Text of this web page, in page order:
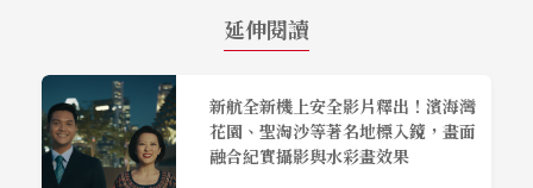
延伸閱讀
新航全新機上安全影片釋出！濱海灣
花園、聖淘沙等著名地標入鏡，畫面
融合紀實攝影與水彩畫效果